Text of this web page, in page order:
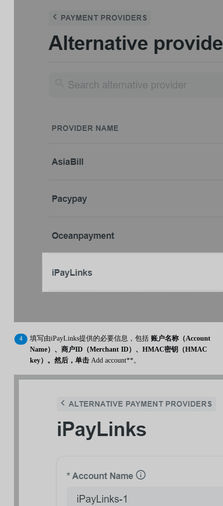
填写由iPayLinks提供的必要信息，包括 账户名称（Account
Name）、商户ID（Merchant ID）、HMAC密钥（HMAC
key）。然后，单击 Add account**。